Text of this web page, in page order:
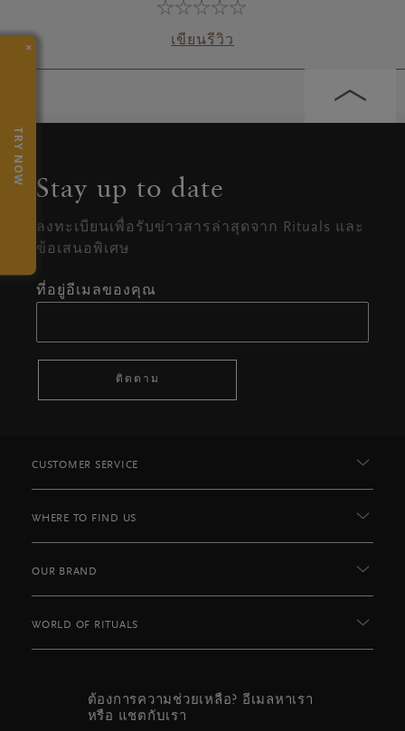
เขียนรีวิว
×
TRY NOW
Stay up to date
ลงทะเบียนเพื่อรับข่าวสารล่าสุดจาก Rituals และ
ข้อเสนอพิเศษ
ที่อยู่อีเมลของคุณ
ติดตาม
CUSTOMER SERVICE
WHERE TO FIND US
OUR BRAND
WORLD OF RITUALS
ต้องการความช่วยเหลือ? อีเมลหาเรา
หรือ แชตกับเรา